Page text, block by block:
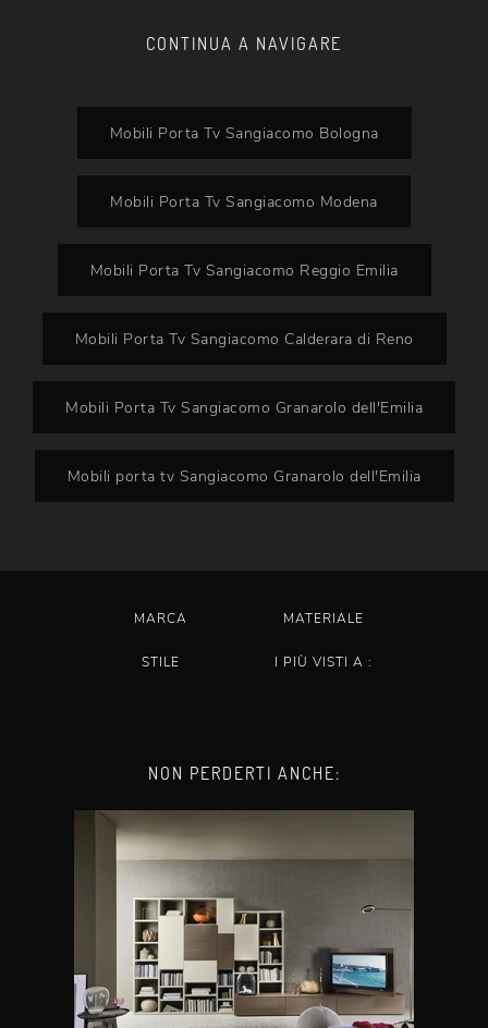
CONTINUA A NAVIGARE
Mobili Porta Tv Sangiacomo Bologna
Mobili Porta Tv Sangiacomo Modena
Mobili Porta Tv Sangiacomo Reggio Emilia
Mobili Porta Tv Sangiacomo Calderara di Reno
Mobili Porta Tv Sangiacomo Granarolo dell'Emilia
Mobili porta tv Sangiacomo Granarolo dell'Emilia
MARCA MATERIALE
STILE I PIÙ VISTI A :
NON PERDERTI ANCHE: